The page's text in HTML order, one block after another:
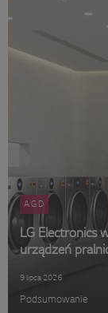
AGD
LG Electronics
urządzeń
9 lipca 2026
Podsumowanie